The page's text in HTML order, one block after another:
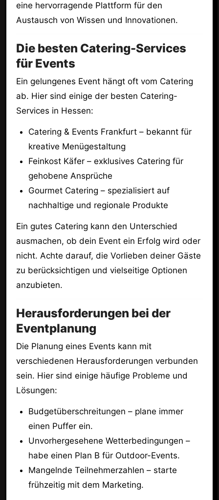
eine hervorragende Plattform für den
Austausch von Wissen und Innovationen.
Die besten Catering-Services
für Events
Ein gelungenes Event hängt oft vom Catering
ab. Hier sind einige der besten Catering-
Services in Hessen:
Catering & Events Frankfurt – bekannt für
kreative Menügestaltung
Feinkost Käfer – exklusives Catering für
gehobene Ansprüche
Gourmet Catering – spezialisiert auf
nachhaltige und regionale Produkte
Ein gutes Catering kann den Unterschied
ausmachen, ob dein Event ein Erfolg wird oder
nicht. Achte darauf, die Vorlieben deiner Gäste
zu berücksichtigen und vielseitige Optionen
anzubieten.
Herausforderungen bei der
Eventplanung
Die Planung eines Events kann mit
verschiedenen Herausforderungen verbunden
sein. Hier sind einige häufige Probleme und
Lösungen:
Budgetüberschreitungen – plane immer
einen Puffer ein.
Unvorhergesehene Wetterbedingungen –
habe einen Plan B für Outdoor-Events.
Mangelnde Teilnehmerzahlen – starte
frühzeitig mit dem Marketing.